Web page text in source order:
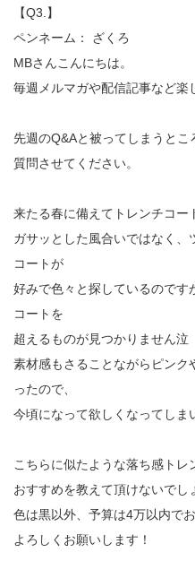
【Q3.】
ペンネーム： ざくろ
MBさんこんにちは。
毎週メルマガや配信記事など楽
先週のQ&Aと被ってしまうとこ
質問させてください。
来たる春に備えてトレンチコー
ガサッとした風合いではなく
コートが
好みで色々と探しているのです
コートを
超えるものが見つかりません泣
素材感もさることながらピン
ったので、
今頃になって欲しくなってしま
こちらに似たような落ち感トレ
おすすめを教えて頂けないでし
色は黒以外、予算は4万以内で
よろしくお願いします！